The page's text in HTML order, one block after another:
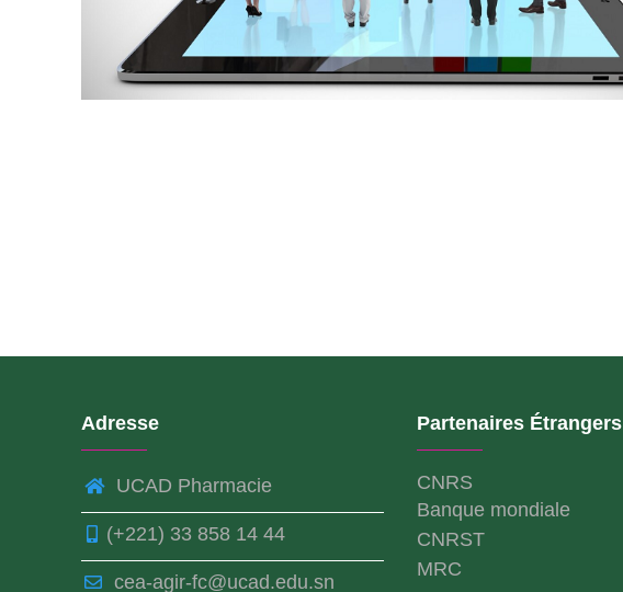
Adresse
UCAD Pharmacie
(+221) 33 858 14 44
cea-agir-fc@ucad.edu.sn
Partenaires Étrangers
CNRS
Banque mondiale
CNRST
MRC